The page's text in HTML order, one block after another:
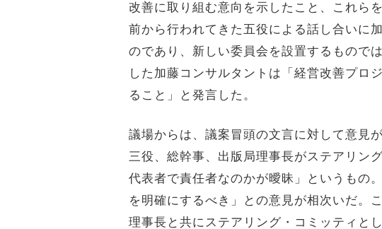
改善に取り組む意向を示したこと、これら
前から行われてきた五役による話し合いに
のであり、新しい委員会を設置するもので
した加藤コンサルタントは「経営改善プロ
ること」と発言した。
議場からは、議案冒頭の文言に対して意見
三役、総幹事、出版局理事長がステアリン
代表者で責任者なのかが曖昧」というもの
を明確にするべき」との意見が相次いだ。
理事長と共にステアリング・コミッティと